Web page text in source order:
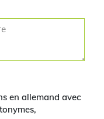
en allemand avec